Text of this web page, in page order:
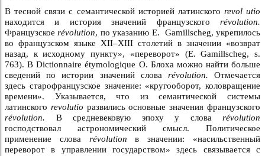
В тесной связи с семантической историей латинского revol utio
находится и история значений французского révolution.
Французскоеrévolution, по указанию E. Gamillscheg, укрепилось
во французском языке XII–XIII столетий в значении «возврат
назад, к исходному пункту», «переворот» (E. Gamillscheg, s.
763). В Dictionnaire étymologique О. Блоха можно найти больше
сведений по истории значений слова révolution. Отмечается
здесь старофранцузское значение: «кругооборот, коловращение
времени». Указывается, что из семантической системы
латинского revolutio развились основные значения французского
révolution. В средневековую эпоху у слова révolution
господствовал астрономический смысл. Политическое
применение слова révolution в значении: «насильственный
переворот в управлении государством» здесь связывается с